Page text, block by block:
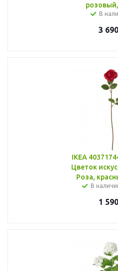
В
3 690
IKEA
Цветок
Роза,
В
1 590